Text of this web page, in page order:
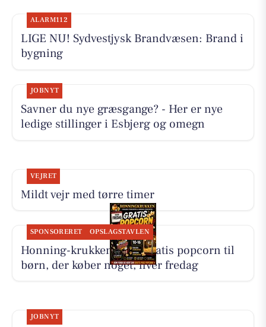
ALARM112
LIGE NU! Sydvestjysk Brandvæsen: Brand i
bygning
JOBNYT
Savner du nye græsgange? - Her er nye
ledige stillinger i Esbjerg og omegn
VEJRET
Mildt vejr med tørre timer
SPONSORERET OPSLAGSTAVLEN
Honning-krukken giver gratis popcorn til
børn, der køber noget, hver fredag
JOBNYT